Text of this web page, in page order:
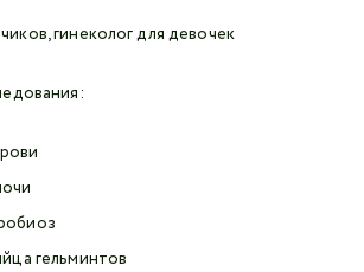
гинеколог для девочек
гельминтов